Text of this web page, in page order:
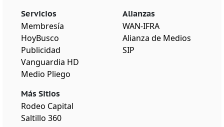
Servicios
Membresía
HoyBusco
Publicidad
Vanguardia HD
Medio Pliego
Más Sitios
Rodeo Capital
Saltillo 360
Alianzas
WAN-IFRA
Alianza de Medios
SIP